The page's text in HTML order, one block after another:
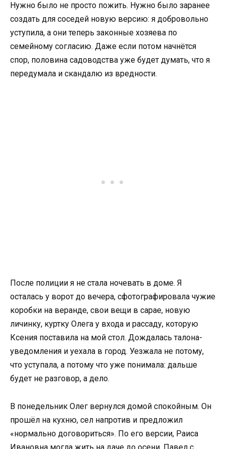
Нужно было не просто пожить. Нужно было заранее
создать для соседей новую версию: я добровольно
уступила, а они теперь законные хозяева по
семейному согласию. Даже если потом начнётся
спор, половина садоводства уже будет думать, что я
передумала и скандалю из вредности.
После полиции я не стала ночевать в доме. Я
осталась у ворот до вечера, сфотографировала чужие
коробки на веранде, свои вещи в сарае, новую
личинку, куртку Олега у входа и рассаду, которую
Ксения поставила на мой стол. Дождалась талона-
уведомления и уехала в город. Уезжала не потому,
что уступала, а потому что уже понимала: дальше
будет не разговор, а дело.
В понедельник Олег вернулся домой спокойным. Он
прошёл на кухню, сел напротив и предложил
«нормально договориться». По его версии, Раиса
Ивановна могла жить на даче до осени, Павел с